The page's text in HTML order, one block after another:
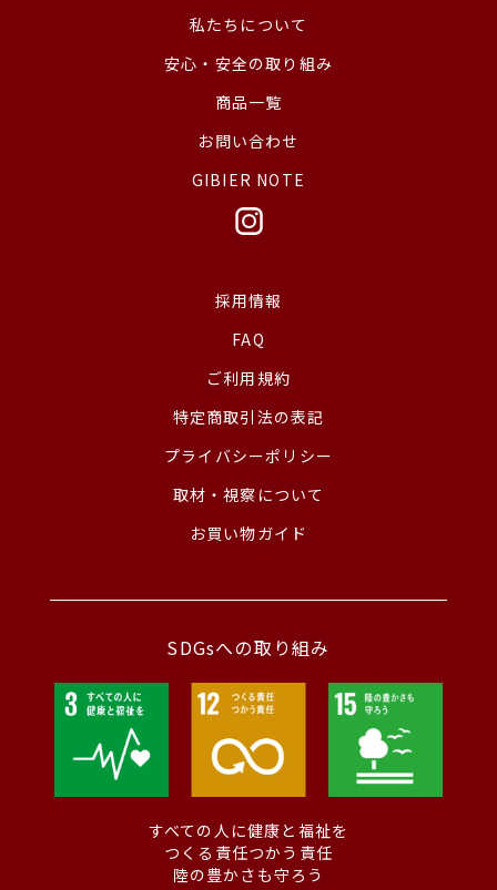
私たちについて
安心・安全の取り組み
商品一覧
お問い合わせ
GIBIER NOTE
採用情報
FAQ
ご利用規約
特定商取引法の表記
プライバシーポリシー
取材・視察について
お買い物ガイド
SDGsへの取り組み
すべての人に健康と福祉を
つくる責任つかう責任
陸の豊かさも守ろう